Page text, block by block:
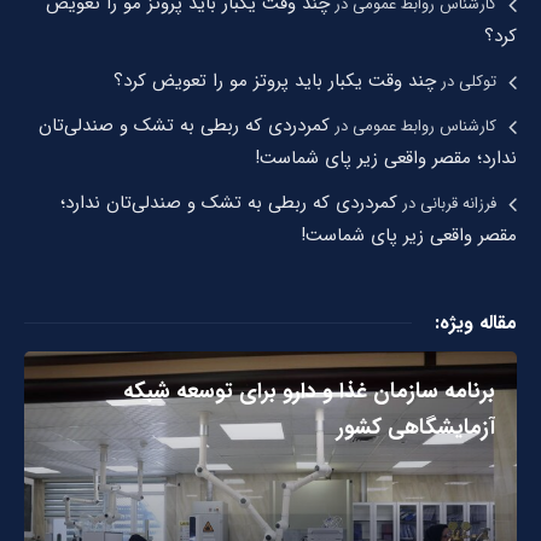
کرد؟
توکلیدرچند وقت یکبار باید پروتز مو را تعویض کرد؟
کارشناس روابط عمومیدرکمردردی که ربطی به تشک و صندلی‌تان
ندارد؛ مقصر واقعی زیر پای شماست!
فرزانه قربانیدرکمردردی که ربطی به تشک و صندلی‌تان ندارد؛
مقصر واقعی زیر پای شماست!
مقاله ویژه:
برنامه سازمان غذا و دارو برای توسعه شبکه
آزمایشگاهی کشور